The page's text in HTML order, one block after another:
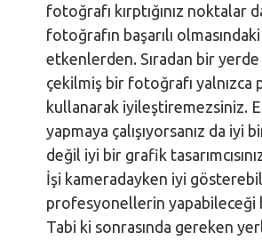
fotoğrafı kırptığınız noktalar
fotoğrafın başarılı
etkenlerden. Sıradan bir
çekilmiş bir fotoğrafı yalnızca
kullanarak iyileştiremezsiniz.
yapmaya çalışıyorsanız da iyi
değil iyi bir grafik
İşi kameradayken iyi
profesyonellerin yapabileceği
Tabi ki sonrasında gereken